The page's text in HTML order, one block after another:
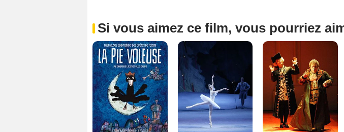
Si vous aimez ce film, vous pourriez